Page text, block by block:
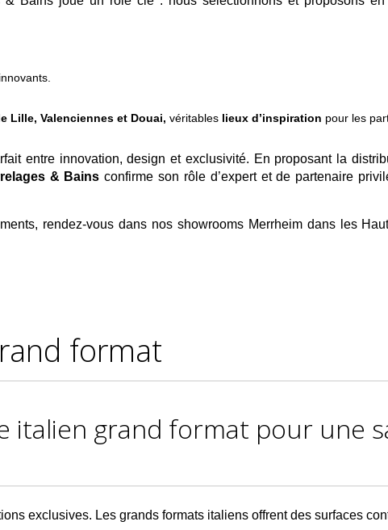
Lille, Valenciennes et Douai, véritables lieux d’inspiration pour les
entre innovation, design et exclusivité. En proposant la
& Bains confirme son rôle d’expert et de partenaire
rendez-vous dans nos showrooms Merrheim dans les
format
italien grand format pour une
exclusives. Les grands formats italiens offrent des surfaces